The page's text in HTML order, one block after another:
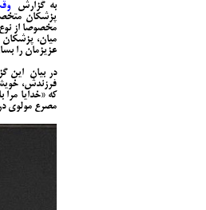
به گزارش
پزشکان
مخصوصا از
میان،
عزیزمان را
در بیان این
فرزندش،
که «خدایا
مصرع مولوی